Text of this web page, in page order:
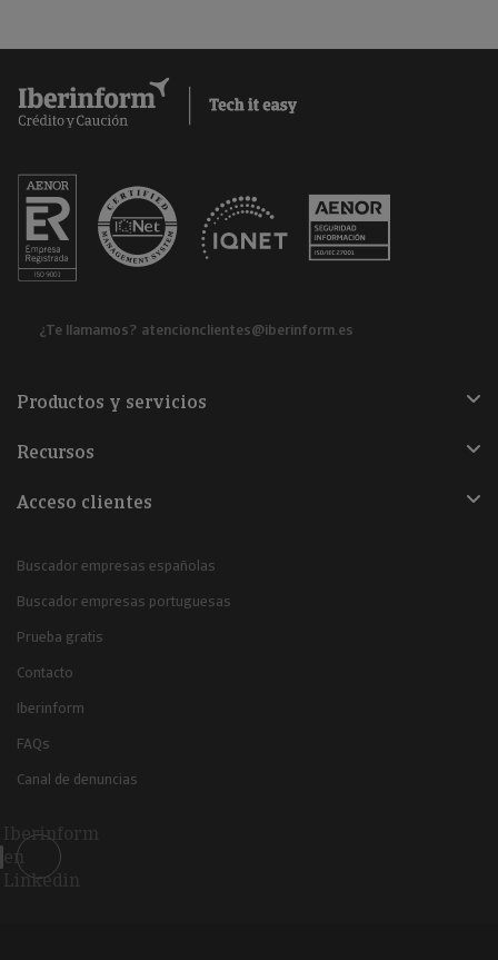
¿Te llamamos? atencionclientes@iberinform.es
Productos y servicios
Recursos
Acceso clientes
Buscador empresas españolas
Buscador empresas portuguesas
Prueba gratis
Contacto
Iberinform
FAQs
Canal de denuncias
Iberinform
en
Linkedin